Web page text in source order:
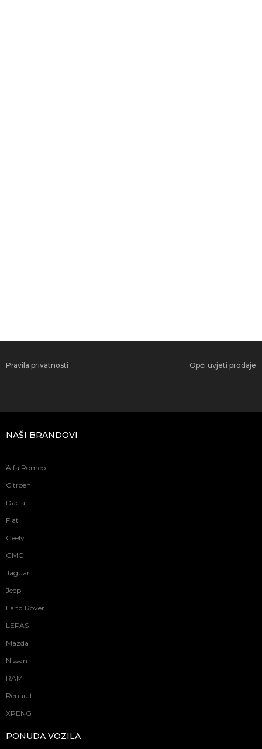
Pravila privatnosti Opći uvjeti prodaje
NAŠI BRANDOVI
Alfa Romeo
Citroen
Dacia
Fiat
Geely
GMC
Jaguar
Jeep
Land Rover
LEPAS
Mazda
Nissan
RAM
Renault
XPENG
PONUDA VOZILA